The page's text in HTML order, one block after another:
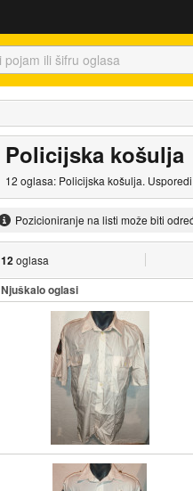
Policijska košulja
12 oglasa: Policijska košulja.
Pozicioniranje na listi može biti
12oglasa
Njuškalo oglasi